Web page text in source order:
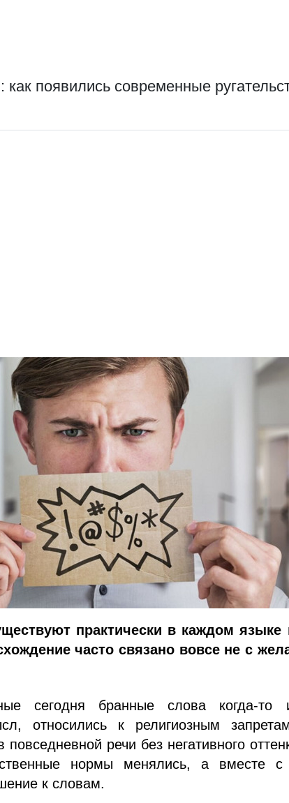
появились современные
практически в каждом языке
часто связано вовсе не с
сегодня бранные слова когда-то
относились к религиозным
повседневной речи без негативного
нормы менялись, а вместе с
к словам.